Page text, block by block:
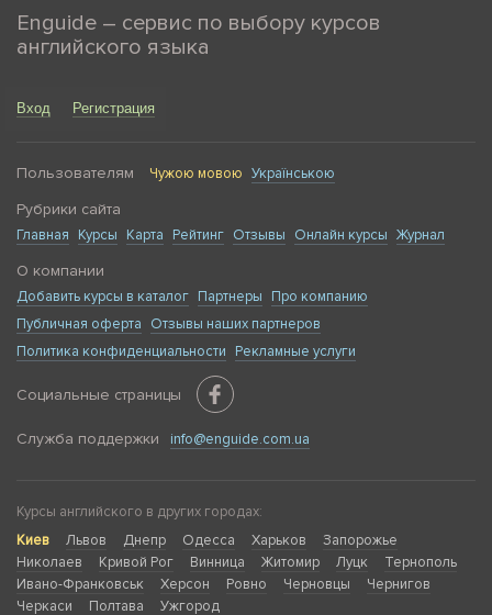
Enguide – сервис по выбору курсов
английского языка
Вход Регистрация
Пользователям Чужою мовою Українською
Рубрики сайта
Главная Курсы Карта Рейтинг Отзывы Онлайн курсы Журнал
О компании
Добавить курсы в каталог Партнеры
Про компанию
Публичная оферта
Отзывы наших партнеров
Политика конфиденциальности
Рекламные услуги
Социальные страницы
Служба поддержки info@enguide.com.ua
Курсы английского в других городах:
Киев
Львов Днепр Одесса Харьков
Запорожье
Николаев
Кривой Рог Винница Житомир Луцк
Тернополь
Ивано-Франковськ
Херсон Ровно Черновцы
Чернигов
Черкаси
Полтава Ужгород